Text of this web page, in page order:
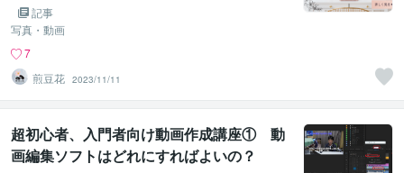
記事
写真・動画
7
煎豆花 2023/11/11
超初心者、入門者向け動画作成講座① 動
画編集ソフトはどれにすればよいの？